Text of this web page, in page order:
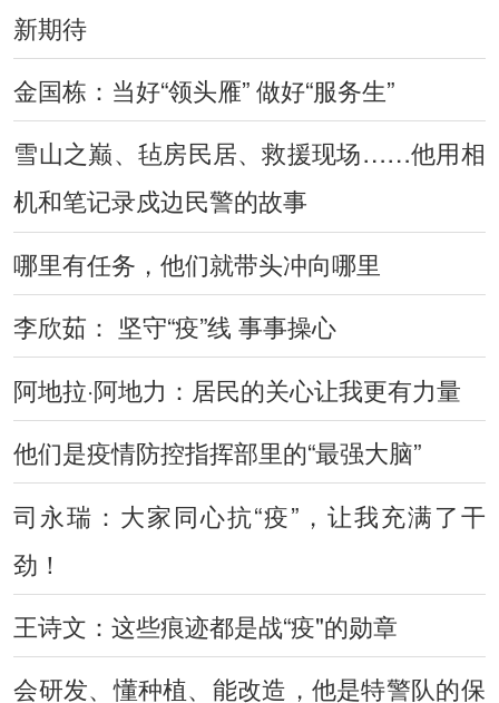
新期待
金国栋：当好“领头雁” 做好“服务生”
雪山之巅、毡房民居、救援现场……他用相
机和笔记录戍边民警的故事
哪里有任务，他们就带头冲向哪里
李欣茹： 坚守“疫”线 事事操心
阿地拉·阿地力：居民的关心让我更有力量
他们是疫情防控指挥部里的“最强大脑”
司永瑞：大家同心抗“疫”，让我充满了干
劲！
王诗文：这些痕迹都是战“疫"的勋章
会研发、懂种植、能改造，他是特警队的保